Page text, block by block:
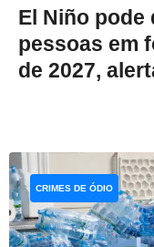
El Niño pode
pessoas em
de 2027,
CRIMES DE ÓDIO